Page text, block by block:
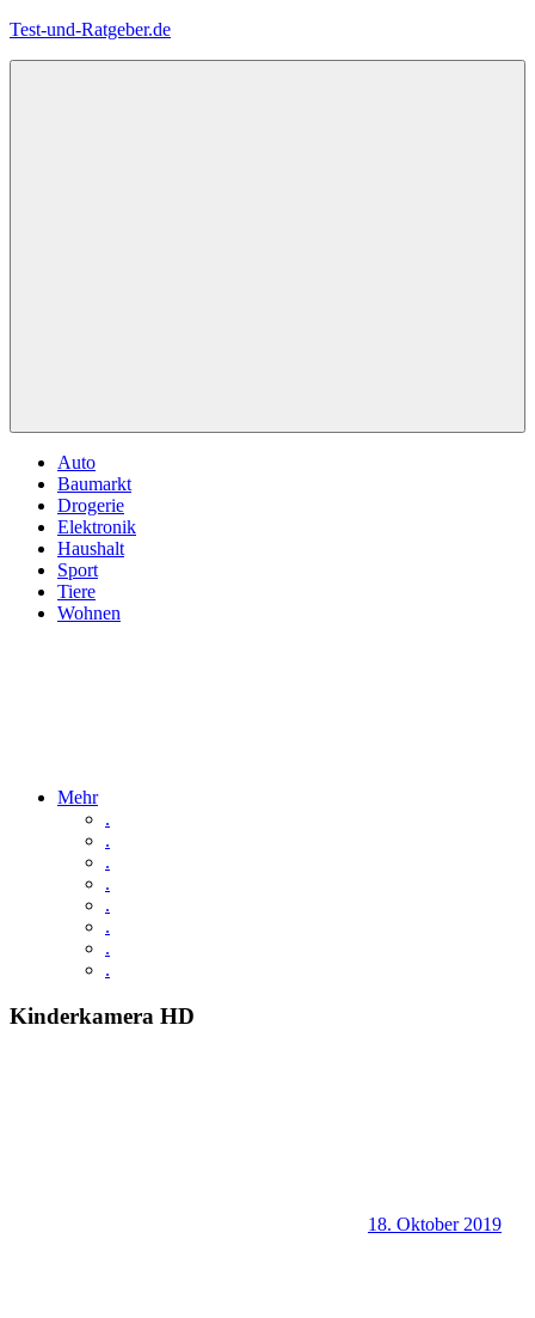
Zum
Test-und-Ratgeber.de
Auto
Baumarkt
Drogerie
Elektronik
Haushalt
Sport
Tiere
Wohnen
Mehr
.
.
.
.
.
.
.
.
Kinderkamera HD
18. Oktober 2019